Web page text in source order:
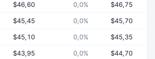
$46,60 0,0% $46,75
$45,45 0,0% $45,70
$45,10 0,0% $45,35
$43,95 0,0% $44,70